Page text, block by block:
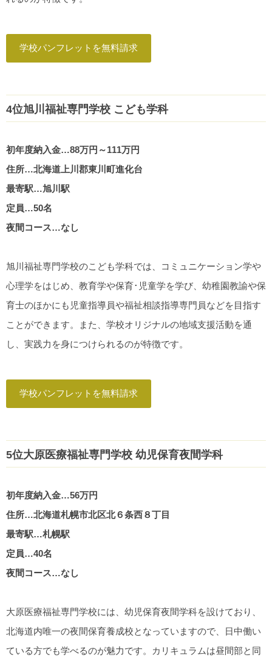
学校パンフレットを無料請求
4位旭川福祉専門学校 こども学科
初年度納入金…88万円～111万円
住所…北海道上川郡東川町進化台
最寄駅…旭川駅
定員…50名
夜間コース…なし
旭川福祉専門学校のこども学科では、コミュニケーション学や
心理学をはじめ、教育学や保育･児童学を学び、幼稚園教諭や保
育士のほかにも児童指導員や福祉相談指導専門員などを目指す
ことができます。また、学校オリジナルの地域支援活動を通
し、実践力を身につけられるのが特徴です。
学校パンフレットを無料請求
5位大原医療福祉専門学校 幼児保育夜間学科
初年度納入金…56万円
住所…北海道札幌市北区北６条西８丁目
最寄駅…札幌駅
定員…40名
夜間コース…なし
大原医療福祉専門学校には、幼児保育夜間学科を設けており、
北海道内唯一の夜間保育養成校となっていますので、日中働い
ている方でも学べるのが魅力です。カリキュラムは昼間部と同